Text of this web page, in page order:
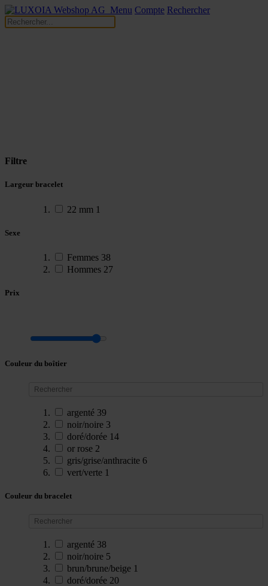
Menu Compte Rechercher
Filtre
Largeur bracelet
22 mm 1
Sexe
Femmes 38
Hommes 27
Prix
Couleur du boîtier
argenté 39
noir/noire 3
doré/dorée 14
or rose 2
gris/grise/anthracite 6
vert/verte 1
Couleur du bracelet
argenté 38
noir/noire 5
brun/brune/beige 1
doré/dorée 20